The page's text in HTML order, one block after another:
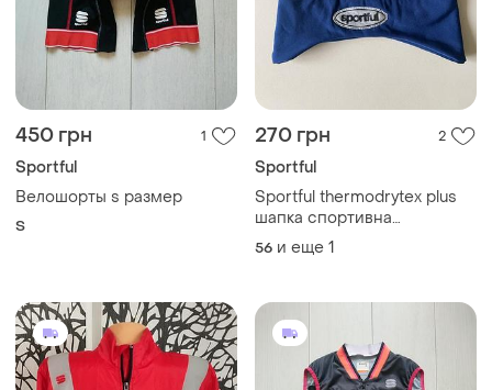
450 грн 1
Sportful
Велошорты s размер
S
270 грн 2
Sportful
Sportful thermodrytex plus
шапка спортивна
термошапка шапка для бігу
шапка для занять спортом
56 и еще 1